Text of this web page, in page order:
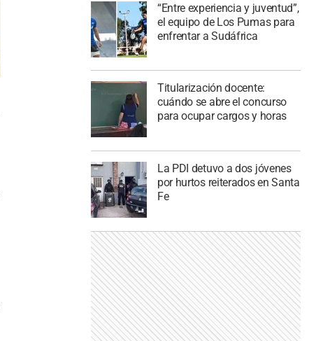
“Entre experiencia y juventud”,
el equipo de Los Pumas para
enfrentar a Sudáfrica
Titularización docente:
cuándo se abre el concurso
para ocupar cargos y horas
La PDI detuvo a dos jóvenes
por hurtos reiterados en Santa
Fe